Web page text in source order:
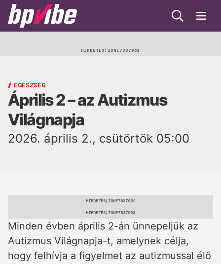
BP
Lélek
Gasztro
Öko
KeresésMenü
HIRDETÉS
EGÉSZSÉG
Április 2 – az Autizmus
Világnapja
2026. április 2., csütörtök 05:00
HIRDETÉS
HIRDETÉS
Minden évben április 2-án ünnepeljük az
Autizmus Világnapja-t, amelynek célja,
hogy felhívja a figyelmet az autizmussal élő